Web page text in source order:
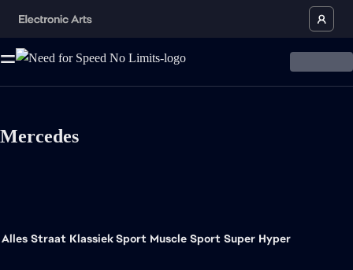
Mercedes
Alles Straat Klassiek Sport Muscle Sport Super Hyper